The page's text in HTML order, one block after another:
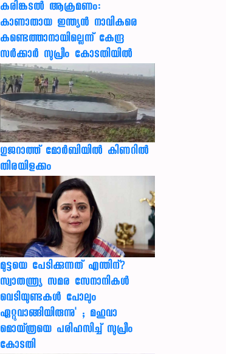
കരിങ്കടൽ ആക്രമണം:
കാണാതായ ഇന്ത്യൻ നാവികരെ
കണ്ടെത്താനായില്ലെന്ന് കേന്ദ്ര
സർക്കാർ സുപ്രീം കോടതിയിൽ
ഗുജറാത്ത് മോർബിയിൽ കിണറിൽ
തിരയിളക്കം
മുട്ടയെ പേടിക്കുന്നത് എന്തിന്?
സ്വാതന്ത്ര്യ സമര സേനാനികൾ
വെടിയുണ്ടകൾ പോലും
ഏറ്റുവാങ്ങിയിരുന്നു' ; മഹുവാ
മൊയ്ത്രയെ പരിഹസിച്ച് സുപ്രീം
കോടതി